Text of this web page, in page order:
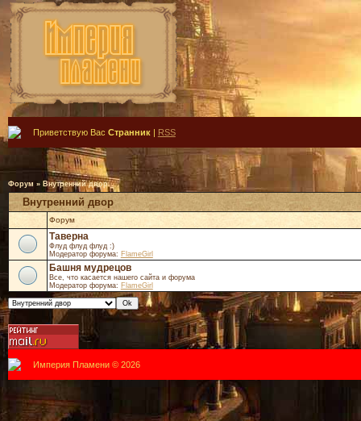
Приветствую Вас Странник| RSS
Форум » Внутренний двор
Внутренний двор
Форум
Таверна
Флуд флуд флуд :)
Модератор форума: FlameGirl
Башня мудрецов
Все, что касается нашего сайта и форума
Модератор форума: FlameGirl
Империя Пламени © 2026